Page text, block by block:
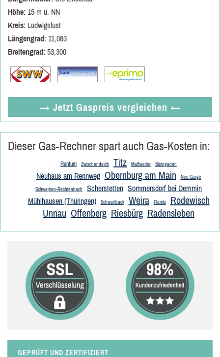
Höhe: 15 m ü. NN
Kreis: Ludwigslust
Längengrad: 11,083
Breitengrad: 53,300
→ Jetzt Gaspreis vergleichen ←
Dieser Gas-Rechner spart auch Gas-Kosten in:
Rantum Zwischendeich Titz Maßweiler Steingaden
Neuhaus am Rennweg Obernburg am Main Neu Garge
Schweigen-Rechtenbach Scherstetten Sommersdorf bei Demmin
Mühlhausen (Thüringen)
Schwartbuck Weira Plänitz
Rodewisch
Unnau Offenberg Riesbürg Radensleben
GEPRÜFT UND ZERTIFIZIERT